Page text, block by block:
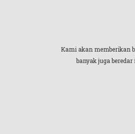
Kami akan memberikan
banyak juga